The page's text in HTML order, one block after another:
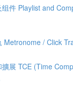
件 Playlist and
Metronome / Click
展 TCE (Time